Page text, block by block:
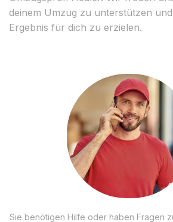
deinem Umzug zu unterstützen
Ergebnis für dich zu erzielen.
Sie benötigen Hilfe oder haben Fragen